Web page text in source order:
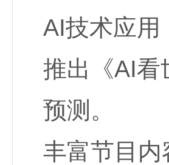
AI技术应用
推出《AI看
预测。
丰富节目内